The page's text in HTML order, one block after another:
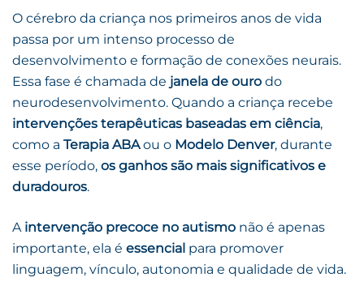
O cérebro da criança nos primeiros anos de vida
passa por um intenso processo de
desenvolvimento e formação de conexões neurais.
Essa fase é chamada de janela de ouro do
neurodesenvolvimento. Quando a criança recebe
intervenções terapêuticas baseadas em ciência,
como a Terapia ABAou o Modelo Denver, durante
esse período, os ganhos são mais significativos e
duradouros.
A intervenção precoce no autismo não é apenas
importante, ela é essencial para promover
linguagem, vínculo, autonomia e qualidade de vida.